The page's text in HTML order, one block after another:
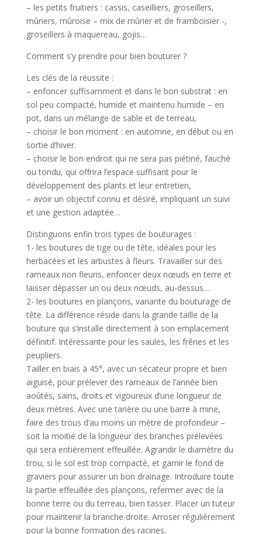
– les petits fruitiers : cassis, caseilliers, groseillers,
mûriers, mûroise – mix de mûrier et de framboisier -,
groseillers à maquereau, gojis…
Comment s’y prendre pour bien bouturer ?
Les clés de la réussite :
– enfoncer suffisamment et dans le bon substrat : en
sol peu compacté, humide et maintenu humide – en
pot, dans un mélange de sable et de terreau,
– choisir le bon moment : en automne, en début ou en
sortie d’hiver.
– choisir le bon endroit qui ne sera pas piétiné, fauché
ou tondu, qui offrira l’espace suffisant pour le
développement des plants et leur entretien,
– avoir un objectif connu et désiré, impliquant un suivi
et une gestion adaptée…
Distinguons enfin trois types de bouturages :
1- les boutures de tige ou de tête, idéales pour les
herbacées et les arbustes à fleurs. Travailler sur des
rameaux non fleuris, enfoncer deux nœuds en terre et
laisser dépasser un ou deux nœuds, au-dessus…
2- les boutures en plançons, variante du bouturage de
tête. La différence réside dans la grande taille de la
bouture qui s’installe directement à son emplacement
définitif. Intéressante pour les saules, les frênes et les
peupliers.
Tailler en biais à 45°, avec un sécateur propre et bien
aiguisé, pour prélever des rameaux de l’année bien
aoûtés, sains, droits et vigoureux d’une longueur de
deux mètres. Avec une tarière ou une barre à mine,
faire des trous d’au moins un mètre de profondeur –
soit la moitié de la longueur des branches prélevées
qui sera entièrement effeuillée. Agrandir le diamètre du
trou, si le sol est trop compacté, et garnir le fond de
graviers pour assurer un bon drainage. Introduire toute
la partie effeuillée des plançons, refermer avec de la
bonne terre ou du terreau, bien tasser. Placer un tuteur
pour maintenir la branche droite. Arroser régulièrement
pour la bonne formation des racines.